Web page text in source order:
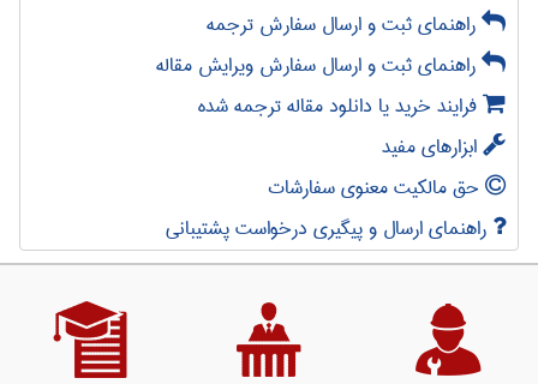
راهنمای ثبت و ارسال سفارش ترجمه
راهنمای ثبت و ارسال سفارش ویرایش مقاله
فرایند خرید یا دانلود مقاله ترجمه شده
ابزارهای مفید
حق مالکیت معنوی سفارشات
راهنمای ارسال و پیگیری درخواست پشتیبانی